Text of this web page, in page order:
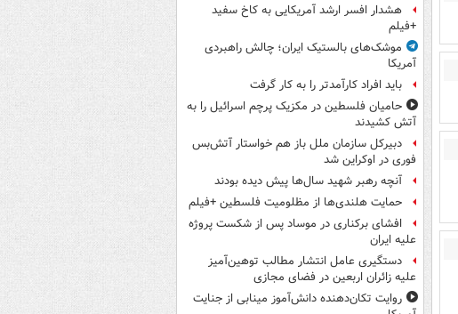
هشدار افسر ارشد آمریکایی به کاخ سفید
+فیلم
موشک‌های بالستیک ایران؛ چالش راهبردی
آمریکا
باید افراد کارآمدتر را به کار گرفت
حامیان فلسطین در مکزیک پرچم اسرائیل را به
آتش کشیدند
دبیرکل سازمان ملل باز هم خواستار آتش‌بس
فوری در اوکراین شد
آنچه رهبر شهید سال‌ها پیش دیده بودند
حمایت هلندی‌ها از مظلومیت فلسطین +فیلم
افشای برکناری در موساد پس از شکست پروژه
علیه ایران
دستگیری عامل انتشار مطالب توهین‌آمیز
علیه زائران اربعین در فضای مجازی
روایت تکان‌دهنده دانش‌آموز مینابی از جنایت